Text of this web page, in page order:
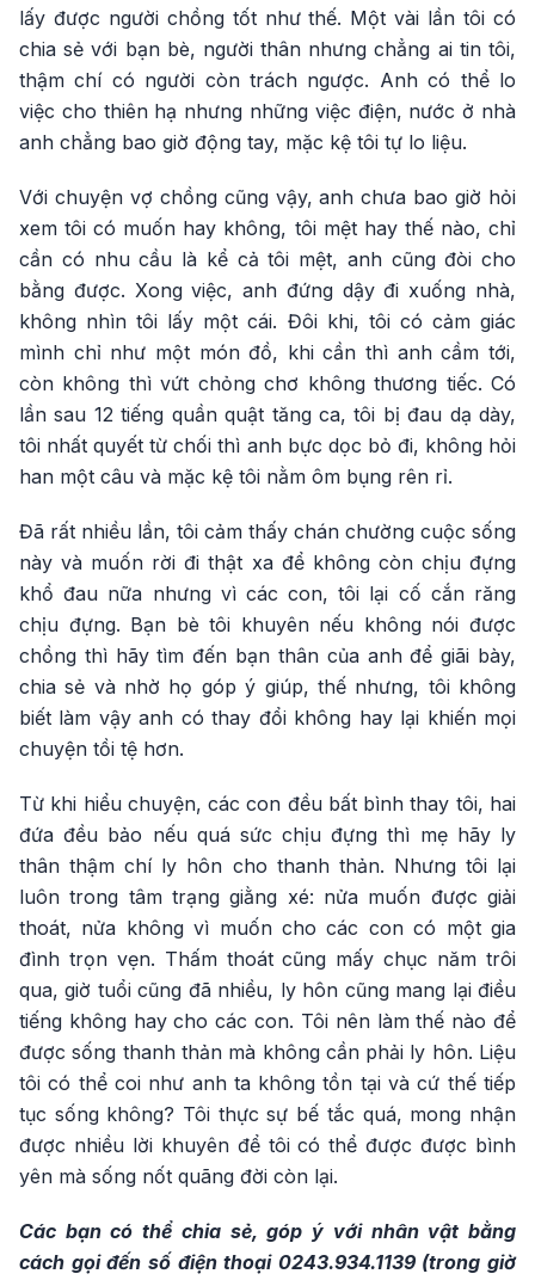
lấy được người chồng tốt như thế. Một vài lần tôi có
chia sẻ với bạn bè, người thân nhưng chẳng ai tin tôi,
thậm chí có người còn trách ngược. Anh có thể lo
việc cho thiên hạ nhưng những việc điện, nước ở nhà
anh chẳng bao giờ động tay, mặc kệ tôi tự lo liệu.
Với chuyện vợ chồng cũng vậy, anh chưa bao giờ hỏi
xem tôi có muốn hay không, tôi mệt hay thế nào, chỉ
cần có nhu cầu là kể cả tôi mệt, anh cũng đòi cho
bằng được. Xong việc, anh đứng dậy đi xuống nhà,
không nhìn tôi lấy một cái. Đôi khi, tôi có cảm giác
mình chỉ như một món đồ, khi cần thì anh cầm tới,
còn không thì vứt chỏng chơ không thương tiếc. Có
lần sau 12 tiếng quần quật tăng ca, tôi bị đau dạ dày,
tôi nhất quyết từ chối thì anh bực dọc bỏ đi, không hỏi
han một câu và mặc kệ tôi nằm ôm bụng rên rỉ.
Đã rất nhiều lần, tôi cảm thấy chán chường cuộc sống
này và muốn rời đi thật xa để không còn chịu đựng
khổ đau nữa nhưng vì các con, tôi lại cố cắn răng
chịu đựng. Bạn bè tôi khuyên nếu không nói được
chồng thì hãy tìm đến bạn thân của anh để giãi bày,
chia sẻ và nhờ họ góp ý giúp, thế nhưng, tôi không
biết làm vậy anh có thay đổi không hay lại khiến mọi
chuyện tồi tệ hơn.
Từ khi hiểu chuyện, các con đều bất bình thay tôi, hai
đứa đều bảo nếu quá sức chịu đựng thì mẹ hãy ly
thân thậm chí ly hôn cho thanh thản. Nhưng tôi lại
luôn trong tâm trạng giằng xé: nửa muốn được giải
thoát, nửa không vì muốn cho các con có một gia
đình trọn vẹn. Thấm thoát cũng mấy chục năm trôi
qua, giờ tuổi cũng đã nhiều, ly hôn cũng mang lại điều
tiếng không hay cho các con. Tôi nên làm thế nào để
được sống thanh thản mà không cần phải ly hôn. Liệu
tôi có thể coi như anh ta không tồn tại và cứ thế tiếp
tục sống không? Tôi thực sự bế tắc quá, mong nhận
được nhiều lời khuyên để tôi có thể được được bình
yên mà sống nốt quãng đời còn lại.
Các bạn có thể chia sẻ, góp ý với nhân vật bằng
cách gọi đến số điện thoại 0243.934.1139 (trong giờ